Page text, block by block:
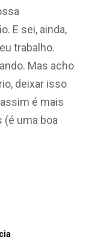
E sei, ainda,
trabalho.
Mas acho
deixar isso
é mais
(é uma boa